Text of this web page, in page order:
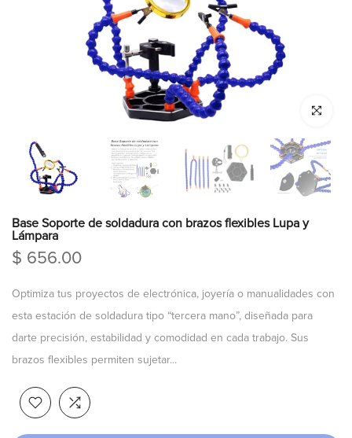
Click para
Base Soporte de soldadura con brazos flexibles Lupa y
Lámpara
$ 656.00
Optimiza tus proyectos de electrónica, joyería o manualidades con
esta estación de soldadura tipo “tercera mano”, diseñada para
darte precisión, estabilidad y comodidad en cada trabajo. Sus
brazos flexibles permiten sujetar...